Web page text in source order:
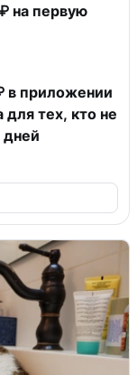
на первую
в приложении
тех, кто не
дней